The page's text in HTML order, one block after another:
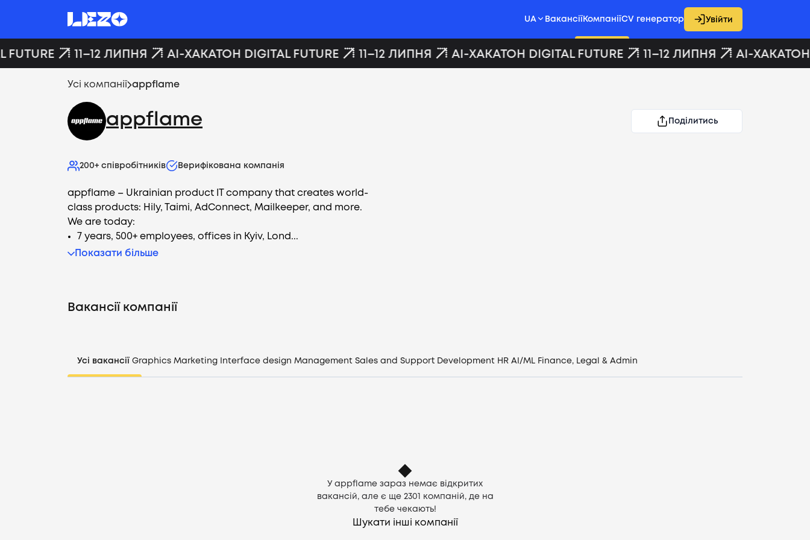
UA Вакансії КомпаніїCV генератор Увійти
11–12 ЛИПНЯ AI-ХАКАТОН DIGITAL FUTURE 11–12 ЛИПНЯ AI-ХАКАТОН DIGITAL FUTURE 11–12 ЛИПНЯ AI-ХАКАТОН
Усі компанії appflame
appflame Поділитись
200+ співробітників Верифікована компанія
appflame – Ukrainian product IT company that creates world-
class products: Hily, Taimi, AdConnect, Mailkeeper, and more.
We are today:
7 years, 500+ employees, offices in Kyiv, Lond...
Показати більше
Вакансії компанії
Усі вакансії Graphics Marketing Interface design Management Sales and Support Development HR AI/ML Finance, Legal & Admin
У appflame зараз немає відкритих
вакансій, але є ще 2301
компаній, де на
тебе чекають!
Шукати інші компанії